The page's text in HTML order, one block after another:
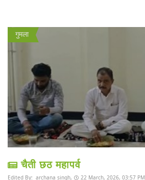
गुमला
चैती छठ महापर्व
Edited By: archana singh, 22 March, 2026, 03:57 PM